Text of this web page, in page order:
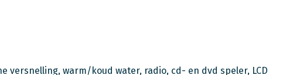
versnelling, warm/koud water, radio, cd- en dvd speler, LCD